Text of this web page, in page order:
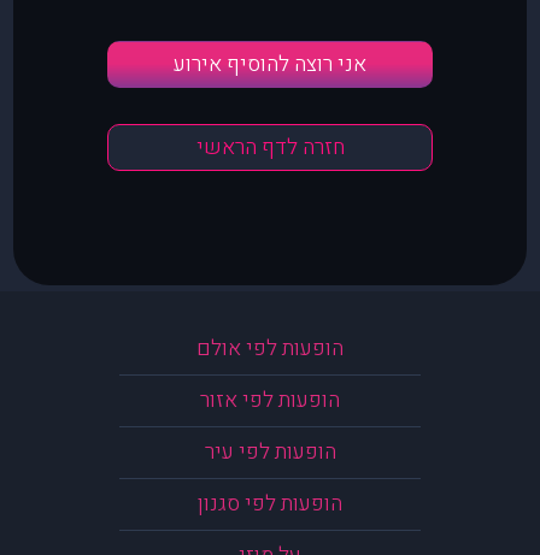
אני רוצה להוסיף אירוע
חזרה לדף הראשי
הופעות לפי אולם
הופעות לפי אזור
הופעות לפי עיר
הופעות לפי סגנון